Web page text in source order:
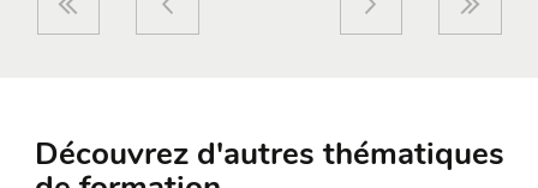
Découvrez d'autres thématiques